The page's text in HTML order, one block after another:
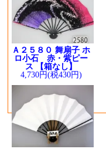
Ａ２５８０ 舞扇子 ホ
ロ小石 赤・紫ピー
ス 【箱なし】
4,730円(税430円)